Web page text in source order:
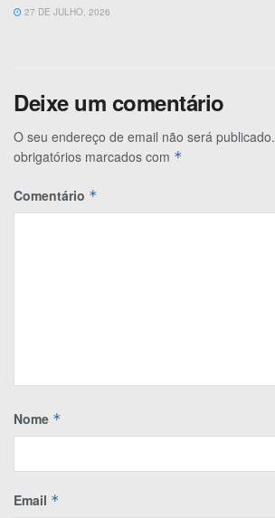
27 DE JULHO, 2026
Deixe um comentário
O seu endereço de email não será publicado.
obrigatórios marcados com *
Comentário *
Nome *
Email *